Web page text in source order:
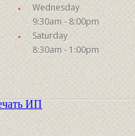
Wednesday
9:30am - 8:00pm
Saturday
8:30am - 1:00pm
ИП